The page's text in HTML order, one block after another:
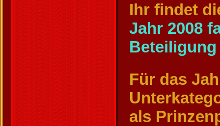
Ihr findet
Jahr 2008
Für das
als